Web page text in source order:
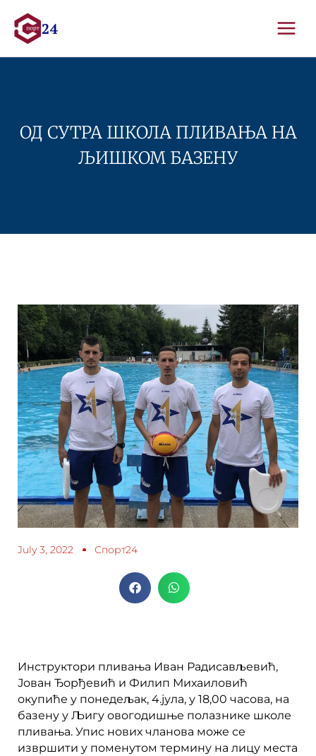
content
ОД СУТРА ШКОЛА ПЛИВАЊА НА
ЉИШКОМ БАЗЕНУ
July 3, 2022 Спорт24
Инструктори пливања Иван Радисављевић,
Јован Ђорђевић и Филип Михаиловић
окупиће у понедељак, 4.јула, у 18,00 часова, на
базену у Љигу овогодишње полазнике школе
пливања. Упис нових чланова може се
извршити у поменутом термину на лицу места